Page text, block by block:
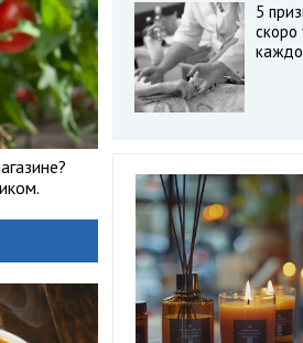
5
скоро